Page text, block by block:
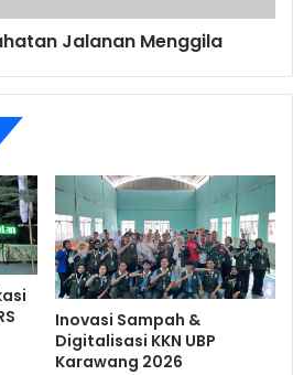
Jalanan Menggila
Inovasi Sampah &
Digitalisasi KKN UBP
Karawang 2026